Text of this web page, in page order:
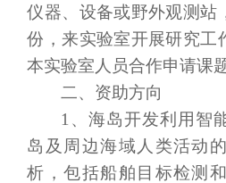
仪器、设备或野外观测站
份，来实验室开展研究工
本实验室人员合作申请课题
二、资助方向
1 、海岛开发利用智
岛及周边海域人类活动
析 ，包括船舶目标检测